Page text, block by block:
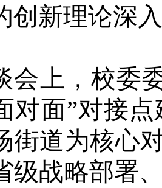
创新理论深
会上，校委
对面”对接
街道为核心
级战略部署